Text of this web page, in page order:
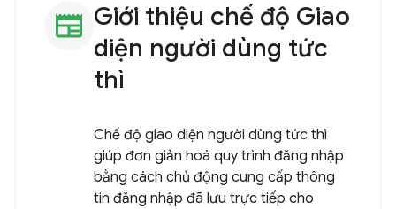
newspaper Giới thiệu chế độ Giao
diện người dùng tức
thì
Chế độ giao diện người dùng tức thì
giúp đơn giản hoá quy trình đăng nhập
bằng cách chủ động cung cấp thông
tin đăng nhập đã lưu trực tiếp cho